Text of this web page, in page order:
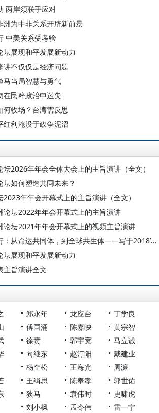
两岸须联手应对
洲为中非关系开辟新前景
中美关系受考验
坛展现和平发展新动力
讲不仅仅是经济问题
马当局智慧与勇气
在民粹政治中迷失
何收场？台湾需反思
红利淹没于政争泥沼
2026年年会全体大会上的主旨演讲（全文）
如何塑造共同未来？
年年会开幕式上的主旨演讲（全文）
论坛2022年年会开幕式上的主旨演讲
论坛2021年年会开幕式上的视频主旨演讲
钱宏：三个势在必行：从命运共同体，到全球共生体——写于2018’博鳌亚洲论坛开幕之际
坛展现和平发展新动力
主旨演讲全文
郑永年 龙应台
丁学良
傅国涌 陈嘉映
黄宗智
徐贲 郭宇宽
马立诚
向继东 赵汀阳
戴建业
杨奎松 王海光
周濂
王缉思 陈奉孝
郭世佑
狄马 袁伟时
史啸虎
刘小枫 孟令伟 雷一宁